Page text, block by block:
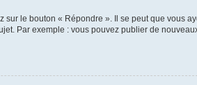
le bouton « Répondre ». Il se peut que vous
Par exemple : vous pouvez publier de